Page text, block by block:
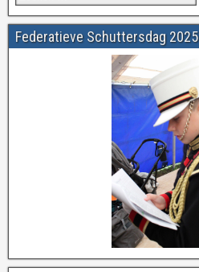
Federatieve Schuttersdag 2025